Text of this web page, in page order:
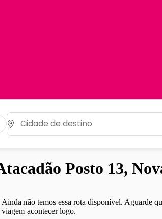
Posto 13,
Ainda não temos essa rota disponível. Aguarde
viagem acontecer logo.